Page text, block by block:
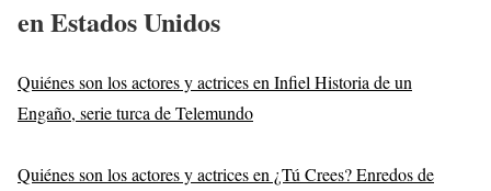
en Estados Unidos
Quiénes son los actores y actrices en Infiel Historia de un
Engaño, serie turca de Telemundo
Quiénes son los actores y actrices en ¿Tú Crees? Enredos de